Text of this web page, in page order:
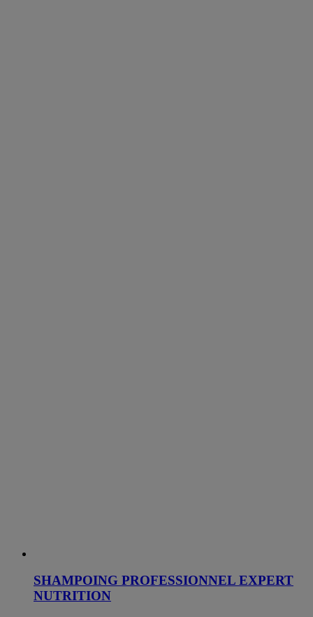
SHAMPOING PROFESSIONNEL EXPERT
NUTRITION